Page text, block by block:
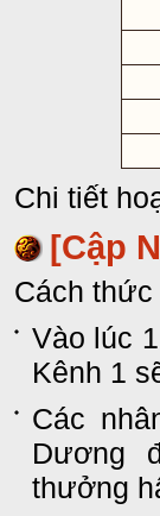
Chi tiết
[Cập
Cách
Vào lúc
Kênh 1
Các
Dương
thưởng